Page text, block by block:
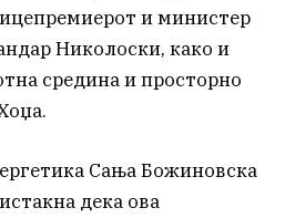
и министер
Николоски, како и
средина и просторно
Сања Божиновска
дека ова